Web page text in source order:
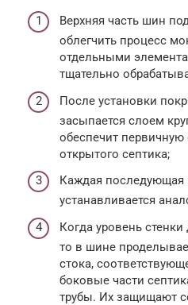
Верхняя часть шин
облегчить процесс
отдельными
тщательно
После установки
засыпается слоем
обеспечит
открытого септика;
Каждая
устанавливается
Когда уровень
то в шине
стока,
боковые части
трубы. Их защищают